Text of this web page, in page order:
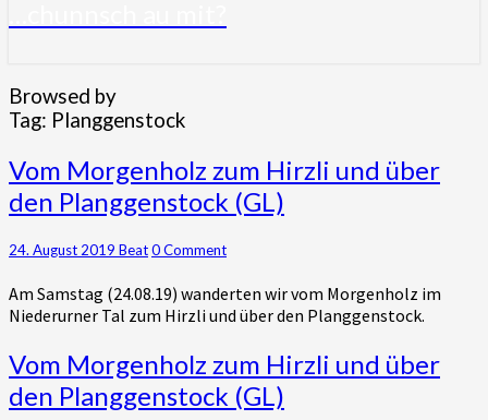
Browsed by
Tag: Planggenstock
Vom
Morgenholz
zum
und
den
Planggenstock
Vom Morgenholz zum Hirzli und über
den Planggenstock (GL)
24. August 2019 BeatComments
0 Comment
Am Samstag (24.08.19) wanderten wir vom Morgenholz im
Niederurner Tal zum Hirzli und über den Planggenstock.
Vom
Morgenholz
zum
Vom Morgenholz zum Hirzli und über
den Planggenstock (GL)